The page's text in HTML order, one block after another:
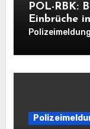
POL-RBK:
Einbrüche
Mittwoch